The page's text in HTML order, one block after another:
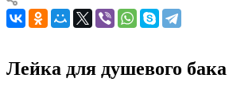
Лейка для душевого бака